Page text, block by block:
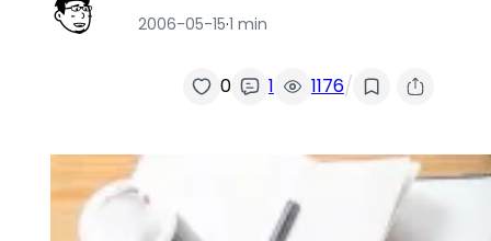
2006-05-15·1 min
0 1 1176/